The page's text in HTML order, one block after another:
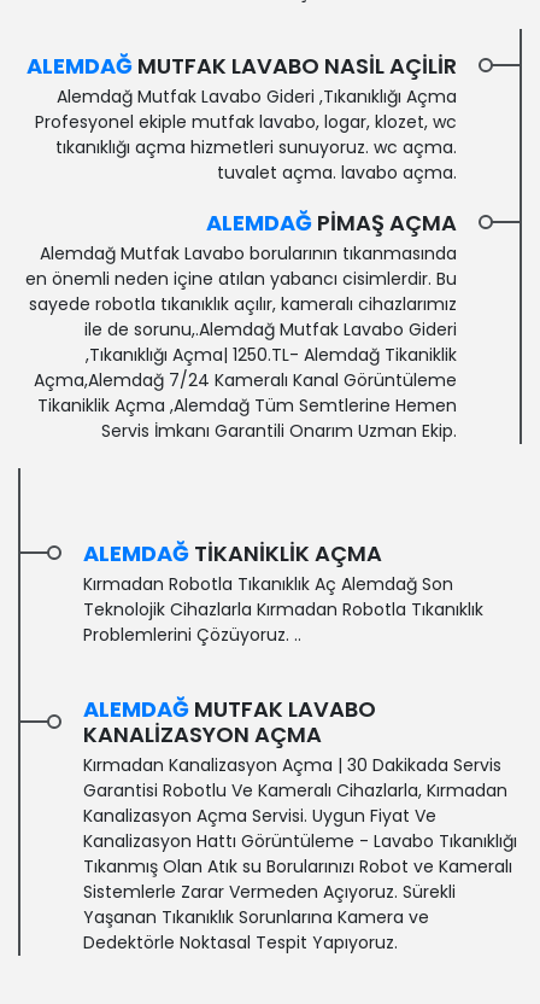
ALEMDAĞ MUTFAK LAVABO NASIL AÇILIR
Alemdağ Mutfak Lavabo Gideri ,Tıkanıklığı Açma
Profesyonel ekiple mutfak lavabo, logar, klozet, wc
tıkanıklığı açma hizmetleri sunuyoruz. wc açma.
tuvalet açma. lavabo açma.
ALEMDAĞ PIMAŞ AÇMA
Alemdağ Mutfak Lavabo borularının tıkanmasında
en önemli neden içine atılan yabancı cisimlerdir. Bu
sayede robotla tıkanıklık açılır, kameralı cihazlarımız
ile de sorunu,.Alemdağ Mutfak Lavabo Gideri
,Tıkanıklığı Açma| 1250.TL- Alemdağ Tikaniklik
Açma,Alemdağ 7/24 Kameralı Kanal Görüntüleme‎
Tikaniklik Açma ,Alemdağ Tüm Semtlerine Hemen
Servis İmkanı Garantili Onarım Uzman Ekip.
ALEMDAĞ TIKANIKLIK AÇMA
Kırmadan Robotla Tıkanıklık Aç Alemdağ Son
Teknolojik Cihazlarla Kırmadan Robotla Tıkanıklık
Problemlerini Çözüyoruz. ..
ALEMDAĞ MUTFAK LAVABO
KANALIZASYON AÇMA
Kırmadan Kanalizasyon Açma | 30 Dakikada Servis
Garantisi‎ Robotlu Ve Kameralı Cihazlarla, Kırmadan
Kanalizasyon Açma Servisi. Uygun Fiyat Ve
Kanalizasyon Hattı Görüntüleme - Lavabo Tıkanıklığı
Tıkanmış Olan Atık su Borularınızı Robot ve Kameralı
Sistemlerle Zarar Vermeden Açıyoruz. Sürekli
Yaşanan Tıkanıklık Sorunlarına Kamera ve
Dedektörle Noktasal Tespit Yapıyoruz.